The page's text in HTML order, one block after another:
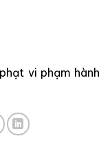
vi phạm hành